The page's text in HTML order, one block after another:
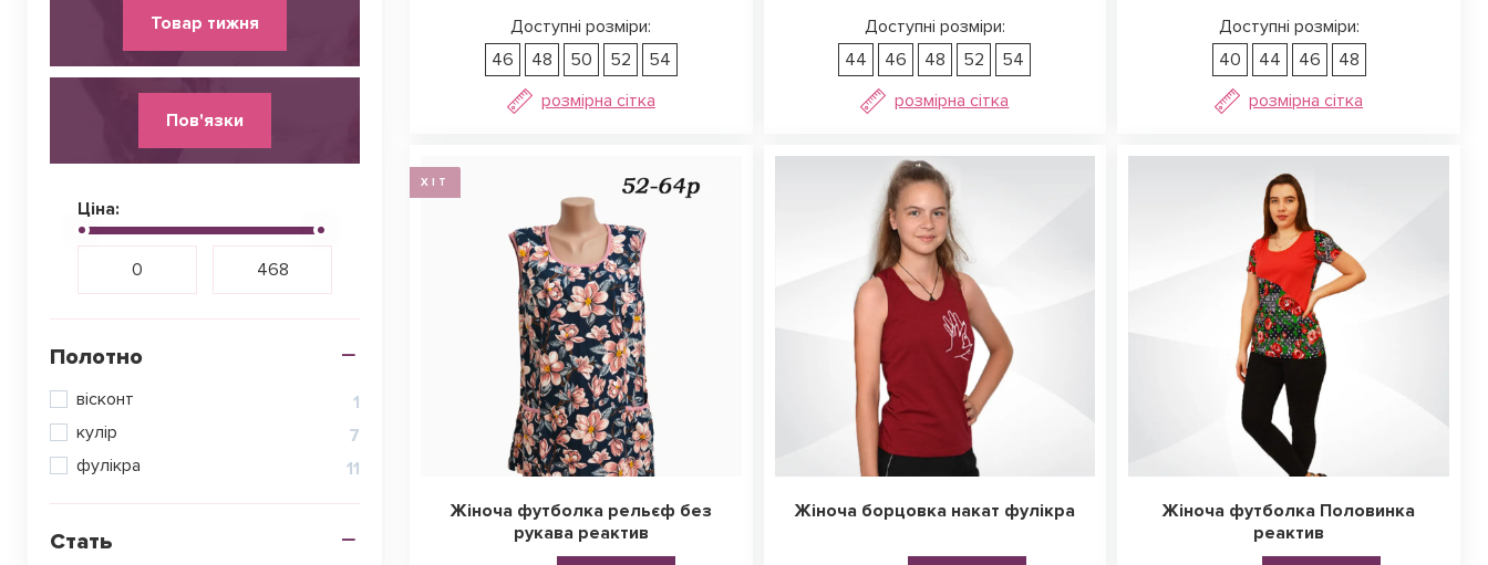
Доступні розміри:
46
48 50 52
54
розмірна сітка
Доступні розміри:
44
46 48 52
54
розмірна сітка
Доступні розміри:
40
44 46
48
розмірна сітка
ХІТ
Жіноча футболка рельєф без
рукава реактив
Жіноча борцовка накат фулікра
Жіноча футболка Половинка
реактив
Ціна:
Полотно
вісконт
1
кулір
7
фулікра
11
Стать
Товар тижня
Пов'язки